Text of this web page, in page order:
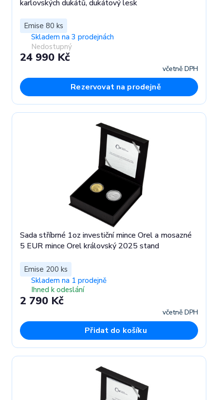
karlovských dukátů, dukátový lesk
Emise 80 ks
Skladem na 3 prodejnách
Nedostupný
24 990 Kč
včetně DPH
Rezervovat na prodejně
Sada stříbrné 1oz investiční mince Orel a mosazné
5 EUR mince Orel královský 2025 stand
Emise 200 ks
Skladem na 1 prodejně
Ihned k odeslání
2 790 Kč
včetně DPH
Přidat do košíku